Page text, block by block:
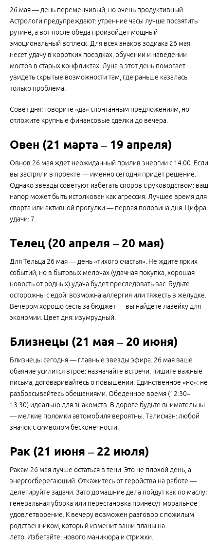
26 мая — день переменчивый, но очень продуктивный.
Астрологи предупреждают: утренние часы лучше посвятить
рутине, а вот после обеда произойдет мощный
эмоциональный всплеск. Для всех знаков зодиака 26 мая
несет удачу в коротких поездках, обучении и наведении
мостов в старых конфликтах. Луна в этот день помогает
увидеть скрытые возможности там, где раньше казалась
только проблема.
Совет дня: говорите «да» спонтанным предложениям, но
отложите крупные финансовые сделки до вечера.
Овен (21 марта – 19 апреля)
Овнов 26 мая ждет неожиданный прилив энергии с 14:00. Если
вы застряли в проекте — именно сегодня придет решение.
Однако звезды советуют избегать споров с руководством: ваш
напор может быть истолкован как агрессия. Лучшее время для
спорта или активной прогулки — первая половина дня. Цифра
удачи: 7.
Телец (20 апреля – 20 мая)
Для Тельца 26 мая — день «тихого счастья». Не ждите ярких
событий, но в бытовых мелочах (удачная покупка, хорошая
новость от родных) удача будет преследовать вас. Будьте
осторожны с едой: возможна аллергия или тяжесть в желудке.
Вечером хорошо сесть за бюджет — вы найдете лазейку для
экономии. Цвет дня: изумрудный.
Близнецы (21 мая – 20 июня)
Близнецы сегодня — главные звезды эфира. 26 мая ваше
обаяние усилится втрое: назначайте встречи, пишите важные
письма, договаривайтесь о повышении. Единственное «но»: не
разбрасывайтесь обещаниями. Обеденное время (12:30–
13:30) идеально для знакомств. В дороге будьте внимательны
— мелкие поломки автомобиля вероятны. Талисман: любой
значок с символом бесконечности.
Рак (21 июня – 22 июля)
Ракам 26 мая лучше остаться в тени. Это не плохой день, а
энергосберегающий. Откажитесь от геройства на работе —
делегируйте задачи. Зато домашние дела пойдут как по маслу:
генеральная уборка или перестановка принесут моральное
удовлетворение. К вечеру возможен разговор с пожилым
родственником, который изменит ваши планы на
лето. Избегайте: нового маникюра и стрижки.